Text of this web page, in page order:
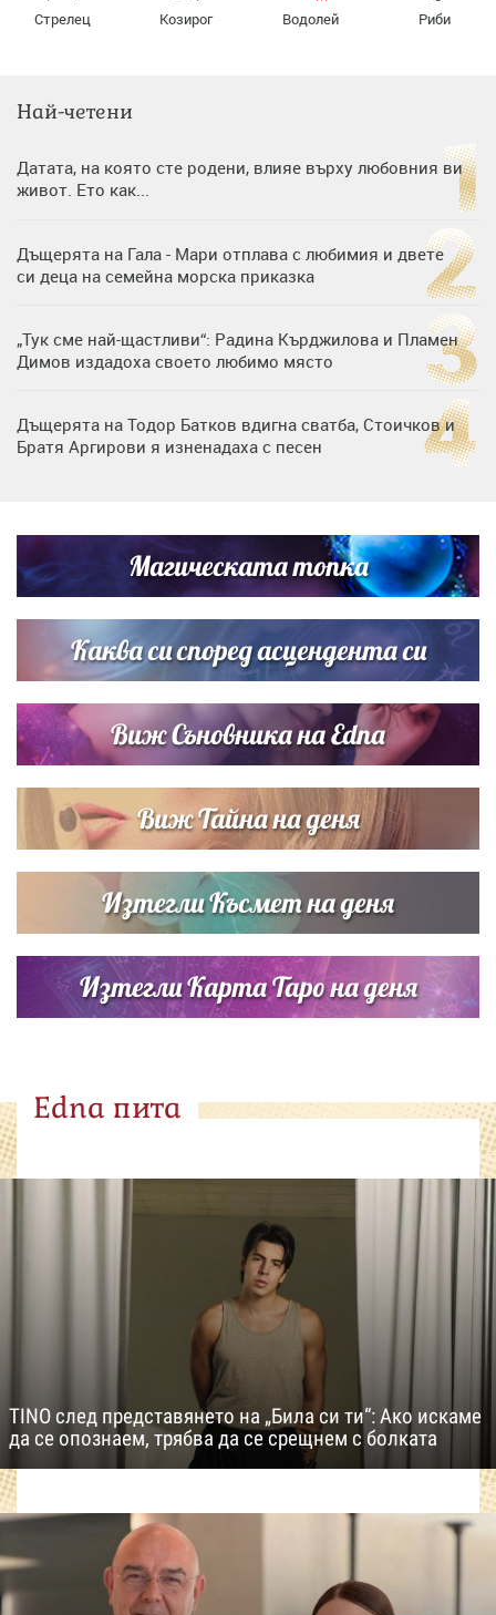
Стрелец Козирог Водолей Риби
Най-четени
Датата, на която сте родени, влияе върху любовния ви
живот. Ето как...
Дъщерята на Гала - Мари отплава с любимия и двете
си деца на семейна морска приказка
„Тук сме най-щастливи“: Радина Кърджилова и Пламен
Димов издадоха своето любимо място
Дъщерята на Тодор Батков вдигна сватба, Стоичков и
Братя Аргирови я изненадаха с песен
Списъкът е ясен: Джей Ло и Риана във ВИП гостите на
сватбата на Роналдо
Магическата топка
Каква си според асцендента си
Виж Съновника на Edna
Виж Тайна на деня
Изтегли Късмет на деня
Изтегли Карта Таро на деня
Edna пита
TINO след представянето на „Била си ти“: Ако искаме
да се опознаем, трябва да се срещнем с болката